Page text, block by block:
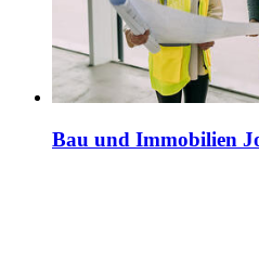
Bau und Immobilien